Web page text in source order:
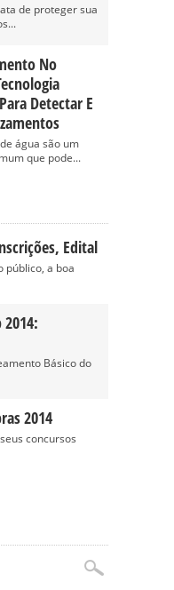
de proteger sua
No
Detectar E
água são um
que pode...
Edital
público, a boa
2014:
Básico do
2014
concursos